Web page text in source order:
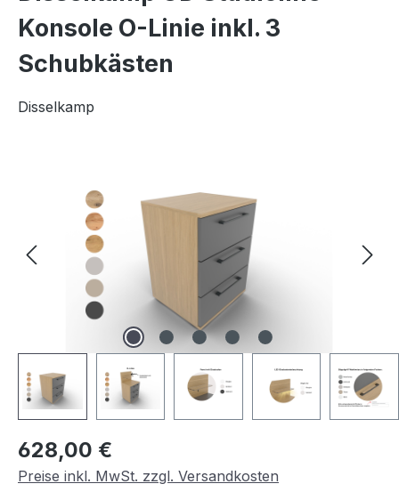
Konsole O-Linie inkl. 3
Schubkästen
Disselkamp
Regulärer Preis:
628,00 €
Preise inkl. MwSt. zzgl. Versandkosten